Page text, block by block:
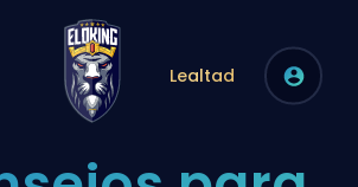
Lealtad